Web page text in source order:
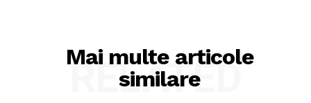
Mai multe articole
similare
RELATED